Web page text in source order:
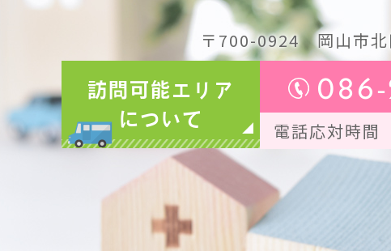
〒700-0924岡山市北
電話応対時
訪問可能エリア
について